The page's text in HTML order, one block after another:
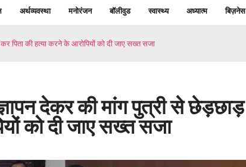
अर्थव्यवस्था मनोरंजन बॉलीवुड स्वास्थ्य अध्यात्म बिज़नेस
पिता की हत्या करने के आरोपियों को दी जाए सख्त सजा
देकर की मांग पुत्री से छेड़छाड़
को दी जाए सख्त सजा